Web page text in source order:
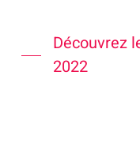
Découvrez
2022